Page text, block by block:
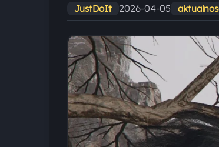
JustDoIt 2026-04-05